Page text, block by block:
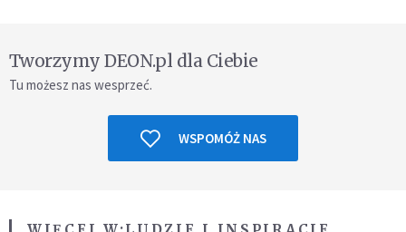
Tworzymy DEON.pl dla Ciebie
Tu możesz nas wesprzeć.
WSPOMÓŻ NAS